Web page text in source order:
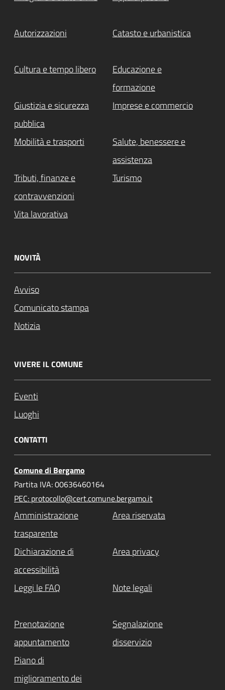
Autorizzazioni Catasto e urbanistica
Cultura e tempo libero
Educazione e
formazione
Giustizia e sicurezza
pubblica
Imprese e commercio
Mobilità e trasporti
Salute, benessere e
assistenza
Tributi, finanze e
contravvenzioni
Turismo
Vita lavorativa
NOVITÀ
Avviso
Comunicato stampa
Notizia
VIVERE IL COMUNE
Eventi
Luoghi
CONTATTI
Comune di Bergamo
Partita IVA: 00636460164
PEC: protocollo@cert.comune.bergamo.it
Amministrazione
trasparente
Area riservata
Dichiarazione di
accessibilità
Area privacy
Leggi le FAQ Note legali
Prenotazione
appuntamento
Segnalazione
disservizio
Piano di
miglioramento dei